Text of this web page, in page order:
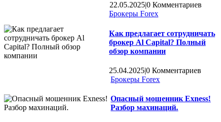
22.05.2025|0 Комментариев
Брокеры Forex
Как предлагает сотрудничать
брокер Al Capital? Полный
обзор компании
25.04.2025|0 Комментариев
Брокеры Forex
Опасный мошенник Exness!
Разбор махинаций.